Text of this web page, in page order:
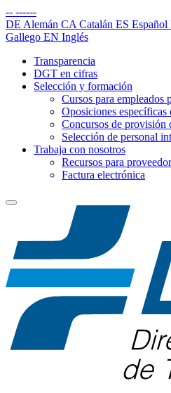
-- ------
DE Alemán CA Catalán ES Español
Gallego EN Inglés
Transparencia
DGT en cifras
Selección y formación
Cursos para empleados
Oposiciones específicas
Concursos de provisión
Selección de personal
Trabaja con nosotros
Recursos para
Factura electrónica